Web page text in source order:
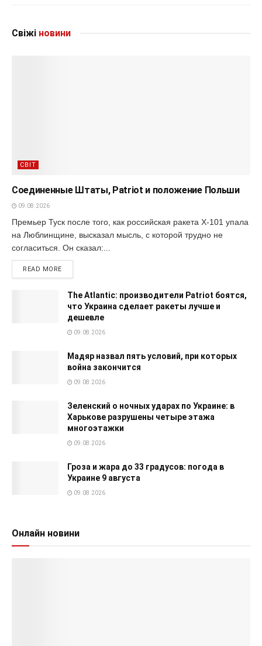
Свіжі новини
СВІТ
Соединенные Штаты, Patriot и положение Польши
09.08.2026
Премьер Туск после того, как российская ракета Х-101 упала
на Люблинщине, высказал мысль, с которой трудно не
согласиться. Он сказал:...
READ MORE
The Atlantic: производители Patriot боятся,
что Украина сделает ракеты лучше и
дешевле
09.08.2026
Мадяр назвал пять условий, при которых
война закончится
09.08.2026
Зеленский о ночных ударах по Украине: в
Харькове разрушены четыре этажа
многоэтажки
09.08.2026
Гроза и жара до 33 градусов: погода в
Украине 9 августа
09.08.2026
Онлайн новини